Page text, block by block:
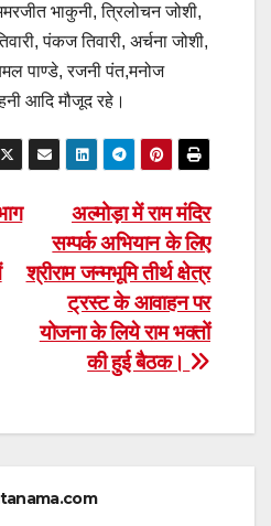
भाकुनी, त्रिलोचन जोशी,
पंकज तिवारी, अर्चना जोशी,
पाण्डे, रजनी पंत,मनोज
आदि मौजूद रहे।
अल्मोड़ा में राम मंदिर
सम्पर्क अभियान के लिए
श्रीराम जन्मभूमि तीर्थ क्षेत्र
ट्रस्ट के आवाहन पर
योजना के लिये राम भक्तों
की हुई बैठक।